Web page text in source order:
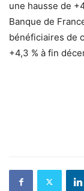
une hausse de
Banque de
bénéficiaires de
+4,3 % à fin